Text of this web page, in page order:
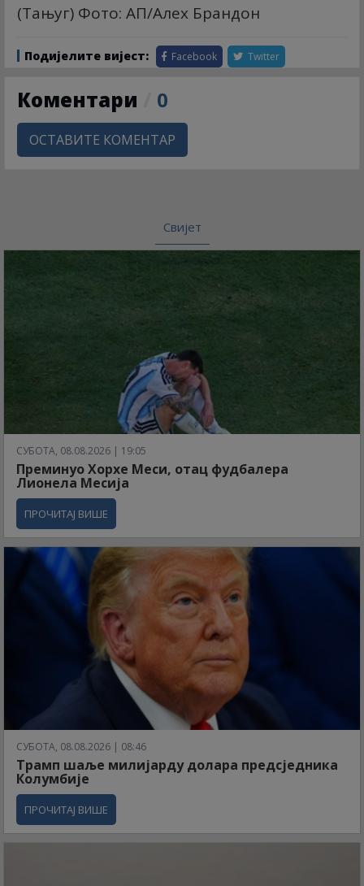
(Тањуг) Фото: АП/Алеx Брандон
Подијелите вијест: Facebook Twitter
Коментари 0
ОСТАВИТЕ КОМЕНТАР
Свијет
СУБОТА, 08.08.2026 | 19:05
Преминуо Хорхе Меси, отац фудбалера
Лионела Месија
ПРОЧИТАЈ ВИШЕ
СУБОТА, 08.08.2026 | 08:46
Трамп шаље милијарду долара предсједника
Колумбије
ПРОЧИТАЈ ВИШЕ